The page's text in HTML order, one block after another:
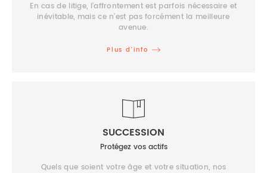
En cas de litige, l’affrontement est parfois nécessaire et
inévitable, mais ce n’est pas forcément la meilleure
avenue.
Plus d’info
SUCCESSION
Protégez vos actifs
Quels que soient votre âge et votre situation, nos